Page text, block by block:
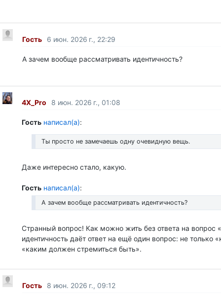
Гость 6 июн. 2026 г., 22:29
А зачем вообще рассматривать идентичность?
4X_Pro 8 июн. 2026 г., 01:08
Гость написал(а):
Ты просто не замечаешь одну очевидную вещь.
Даже интересно стало, какую.
Гость написал(а):
А зачем вообще рассматривать идентичность?
Странный вопрос! Как можно жить без ответа на вопрос
идентичность даёт ответ на ещё один вопрос: не только
«каким должен стремиться быть».
Гость
8 июн. 2026 г., 09:12